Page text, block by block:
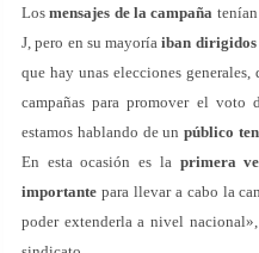
Losmensajes de la campaña
J, pero en su mayoríaiban dirigidos
que hay unas elecciones generales,
campañas para promover el voto
estamos hablando de unpúblico
En esta ocasión es la primera
importante para llevar a cabo la
poder extenderla a nivel